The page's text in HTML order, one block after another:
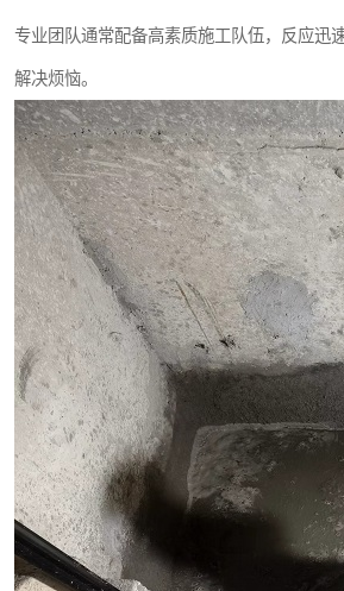
专业团队通常配备高素质施工队伍，反应迅
解决烦恼。